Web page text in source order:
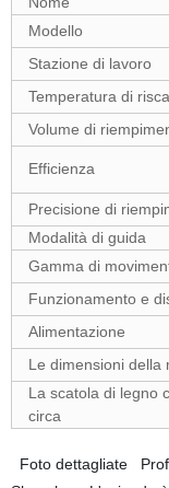
Modello
Stazione di lavoro
Temperatura di
Volume di
Efficienza
Precisione di
Modalità di guida
Gamma di
Funzionamento e
Alimentazione
Le dimensioni della
La scatola di legno
circa
Foto dettagliate